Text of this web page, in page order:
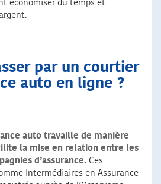
économiser du temps et
par un courtier
auto en ligne ?
auto travaille de manière
la mise en relation entre les
d’assurance. Ces
Intermédiaires en Assurance